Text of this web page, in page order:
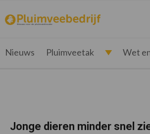
de
hoofdnavigatie
de
hoofd
de
eerste
de
voettekst
pluimveebedrijf.nl
Nieuws
pluimveehouder
Nieuws Pluimveetak Wet
Jonge dieren minder snel